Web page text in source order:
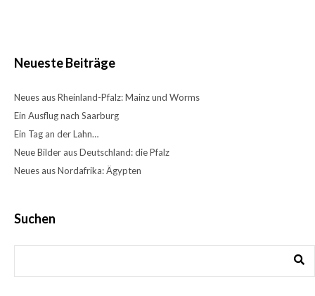
Neueste Beiträge
Neues aus Rheinland-Pfalz: Mainz und Worms
Ein Ausflug nach Saarburg
Ein Tag an der Lahn…
Neue Bilder aus Deutschland: die Pfalz
Neues aus Nordafrika: Ägypten
Suchen